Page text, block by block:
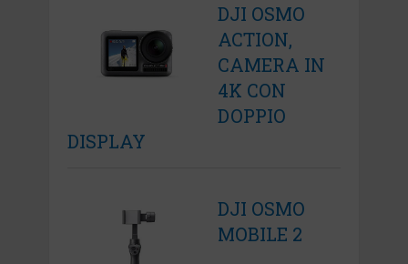
DJI OSMO
ACTION,
CAMERA IN
4K CON
DOPPIO
DISPLAY
DJI OSMO
MOBILE 2